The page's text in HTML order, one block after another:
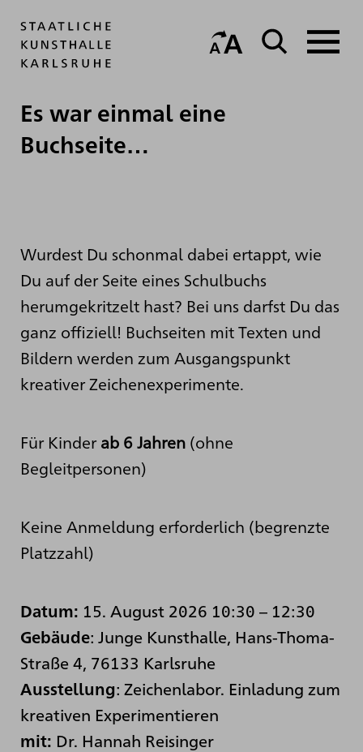
Es war einmal eine
Buchseite…
Wurdest Du schonmal dabei ertappt, wie
Du auf der Seite eines Schulbuchs
herumgekritzelt hast? Bei uns darfst Du das
ganz offiziell! Buchseiten mit Texten und
Bildern werden zum Ausgangspunkt
kreativer Zeichenexperimente.
Für Kinderab 6 Jahren (ohne
Begleitpersonen)
Keine Anmeldung erforderlich (begrenzte
Platzzahl)
Datum: 15. August 2026 10:30 – 12:30
Gebäude: Junge Kunsthalle, Hans-Thoma-
Straße 4, 76133 Karlsruhe
Ausstellung: Zeichenlabor. Einladung zum
kreativen Experimentieren
mit: Dr. Hannah Reisinger